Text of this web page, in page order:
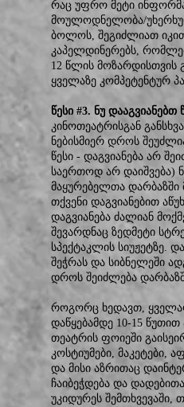
რაც უფრო მეტი
მოულოდნელობა/
ბოლოს, შეგიძლიათ
კაპელდინერებს,
12 წლის მოზარდისთვის
ყველაზე კომპეტენტურ
წესი #3. ნუ
კინოთეატრისგან
ნებისმიერ დროს
წესი - დაგვიანება არ
საერთოდ არ დაიშვება)
მაყურებელთა დარბაზში
თქვენი დაგვიანებით
დაგვიანება ძალიან
შევარდნაც ზედმეტი
სპექტაკლის სიუჟეტზე.
შეჭრას და სიბნელეში
დროს შეიძლება
როგორც ხედავთ,
დაწყებამდე 10-15
თეატრის ფოიეში
კოსტიუმები, მაკეტები,
და მისი აზრითაც
ჩაიბეჭდება და
უკიდურეს შემთხვევაში,